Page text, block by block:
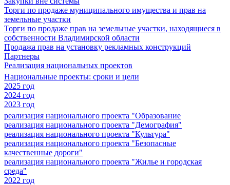
Торги по продаже муниципального имущества и прав на
земельные участки
Торги по продаже прав на земельные участки, находящиеся в
собственности Владимирской области
Продажа прав на установку рекламных конструкций
Партнеры
Реализация национальных проектов
Национальные проекты: сроки и цели
2025 год
2024 год
2023 год
реализация национального проекта "Образование
реализация национального проекта "Демография"
реализация национального проекта "Культура"
реализация национального проекта "Безопасные
качественные дороги"
реализация национального проекта "Жилье и городская
среда"
2022 год